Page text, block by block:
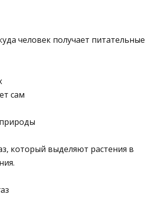
человек получает питательные
сам
который выделяют растения в